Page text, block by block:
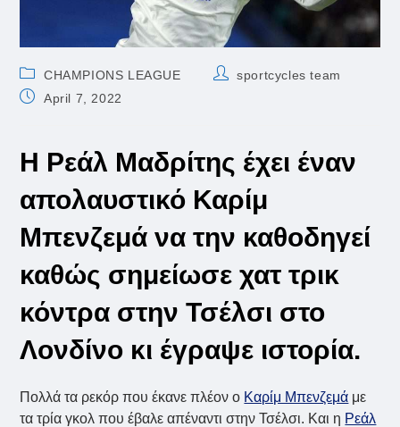
Post
category:
CHAMPIONS LEAGUE
Postsportcycles team
PostApril 7, 2022
Η Ρεάλ Μαδρίτης έχει έναν
απολαυστικό Καρίμ
Μπενζεμά να την καθοδηγεί
καθώς σημείωσε χατ τρικ
κόντρα στην Τσέλσι στο
Λονδίνο κι έγραψε ιστορία.
Πολλά τα ρεκόρ που έκανε πλέον ο Καρίμ Μπενζεμά με
τα τρία γκολ που έβαλε απέναντι στην Τσέλσι. Και η Ρεάλ